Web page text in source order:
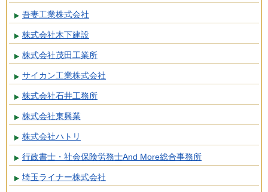
吾妻工業株式会社
株式会社木下建設
株式会社茂田工業所
サイカン工業株式会社
株式会社石井工務所
株式会社東興業
株式会社ハトリ
行政書士・社会保険労務士And More総合事務所
埼玉ライナー株式会社